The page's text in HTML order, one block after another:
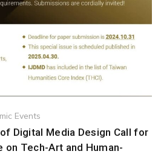
Events
Digital Media Design Call for
on Tech-Art and Human-